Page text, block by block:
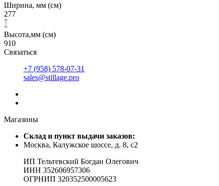
Ширина, мм (см)
277
Высота,мм (см)
910
Связаться
+7 (958) 578-07-31
sales@stillage.pro
Магазины
Cклад и пункт выдачи заказов:
Москва, Калужское шоссе, д. 8, с2
ИП Тельтевский Богдан Олегович
ИНН 352606957306
ОГРНИП 320352500005623